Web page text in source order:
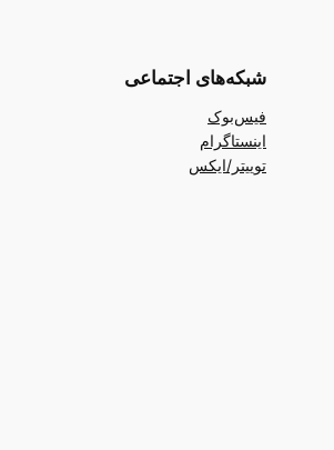
شبکه‌های اجتماعی
فیس‌بوک
اینستاگرام
توییتر/ایکس